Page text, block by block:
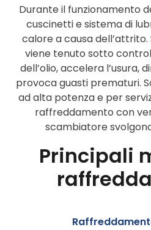
Durante il funzionamento
cuscinetti e sistema di
calore a causa
viene tenuto sotto
dell’olio, accelera l’usura,
provoca guasti prematuri.
ad alta potenza e per
raffreddamento con
scambiatore
Principali